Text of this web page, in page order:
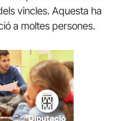
vincles. Aquesta ha
a moltes persones.